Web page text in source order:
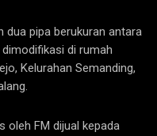
dua pipa berukuran antara
di rumah
Kelurahan Semanding,
oleh FM dijual kepada